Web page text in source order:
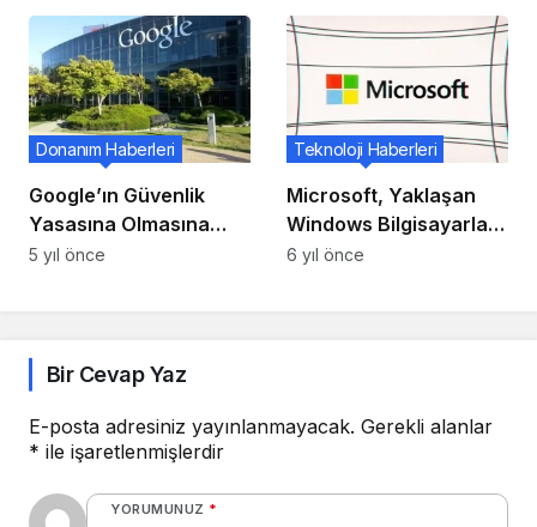
Listesi “Ayın
Kampanyası” Seçildi
Google’ın Güvenlik
Yasasına Olmasına
Rağmen Bazı Kullanıcı
Donanım Haberleri
5 yıl önce
Microsoft, Yaklaşan
Windows Bilgisayarlar
İçin Pluton Güvenlik
Teknoloji Haberleri
6 yıl önce
Bir Cevap Yaz
E-posta adresiniz yayınlanmayacak. Gerekli alanlar
* ile işaretlenmişlerdir
YORUMUNUZ *